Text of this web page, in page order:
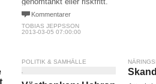
Kommentarer
TOBIAS JEPPSSON
2013-03-05 07:00:00
POLITIK & SAMHÄLLE